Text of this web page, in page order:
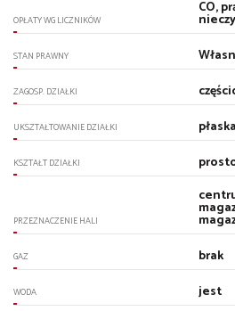
OPŁATY WG LICZNIKÓW
CO,
STAN PRAWNY
ZAGOSP. DZIAŁKI
UKSZTAŁTOWANIE DZIAŁKI płaska
KSZTAŁT DZIAŁKI
PRZEZNACZENIE HALI
GAZ brak
WODA jest